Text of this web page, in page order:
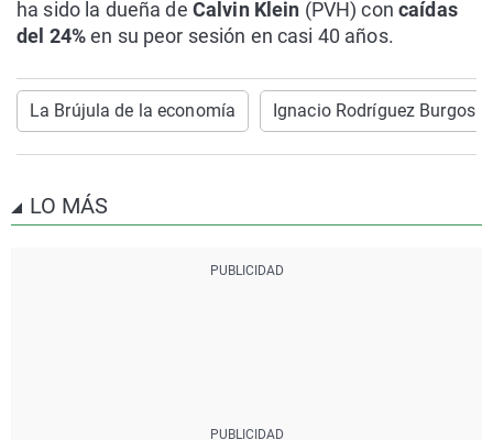
ha sido la dueña de Calvin Klein (PVH) concaídas
del 24%en su peor sesión en casi 40 años.
La Brújula de la economía Ignacio Rodríguez Burgos
LO MÁS